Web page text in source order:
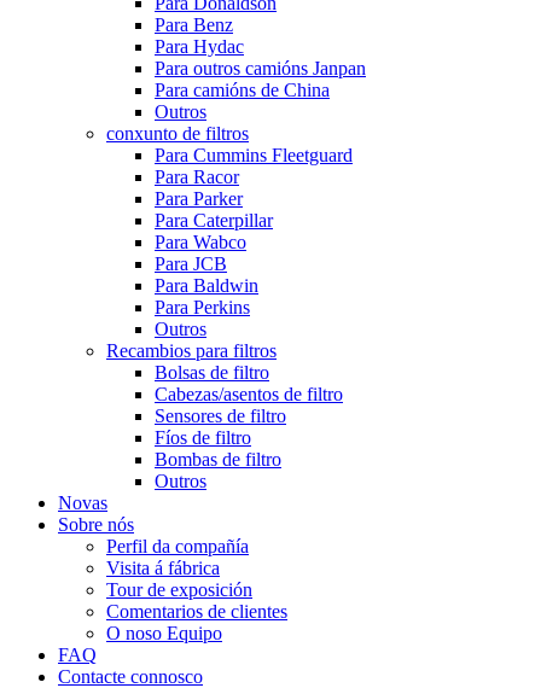
Para Benz
Para Hydac
Para outros camións Janpan
Para camións de China
Outros
conxunto de filtros
Para Cummins Fleetguard
Para Racor
Para Parker
Para Caterpillar
Para Wabco
Para JCB
Para Baldwin
Para Perkins
Outros
Recambios para filtros
Bolsas de filtro
Cabezas/asentos de filtro
Sensores de filtro
Fíos de filtro
Bombas de filtro
Outros
Novas
Sobre nós
Perfil da compañía
Visita á fábrica
Tour de exposición
Comentarios de clientes
O noso Equipo
FAQ
Contacte connosco